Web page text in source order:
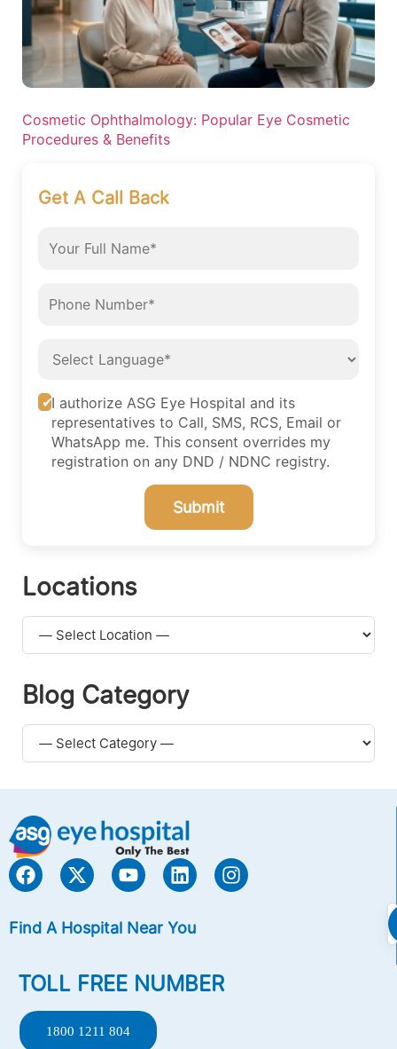
Cosmetic Ophthalmology: Popular Eye Cosmetic
Procedures & Benefits
Get A Call Back
I authorize ASG Eye Hospital and its
representatives to Call, SMS, RCS, Email or
WhatsApp me. This consent overrides my
registration on any DND / NDNC registry.
Submit
Locations
Blog Category
Find A Hospital Near You
TOLL FREE NUMBER
1800 1211 804